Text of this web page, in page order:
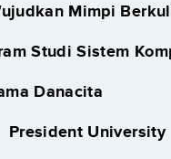
Mimpi
Studi Sistem
Danacita
President University